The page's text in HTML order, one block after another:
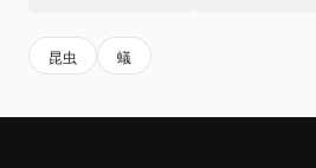
昆虫 蟻